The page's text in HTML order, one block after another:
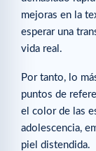
mejoras en la
esperar una
vida real.
Por tanto, lo
puntos de
el color de las
adolescencia,
piel distendida.